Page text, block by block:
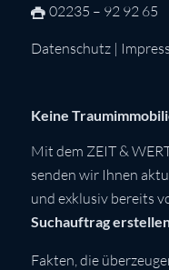
02235 – 92 92 65
Datenschutz|
Keine
Mit dem ZEIT &
senden wir Ihnen
und exklusiv bereits
Suchauftrag
Fakten, die